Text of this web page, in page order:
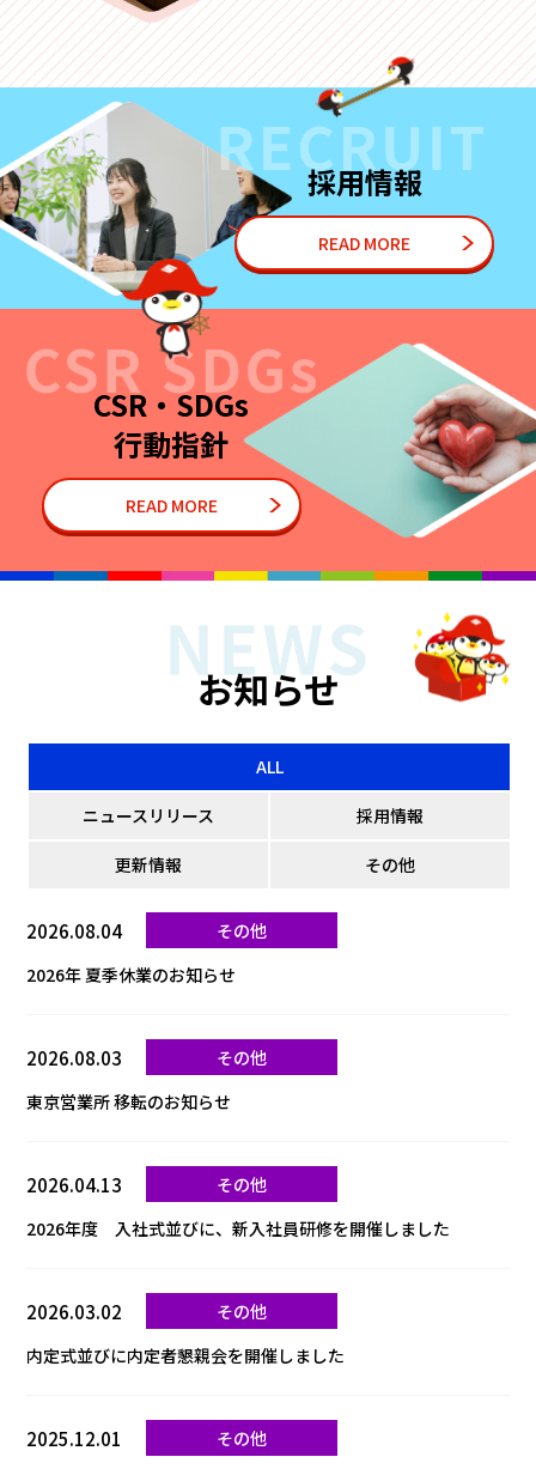
採用情報
READ MORE
CSR・SDGs
行動指針
READ MORE
お知らせ
ALL
ニュースリリース 採用情報
更新情報 その他
2026.08.04
その他
2026年 夏季休業のお知らせ
2026.08.03
その他
東京営業所 移転のお知らせ
2026.04.13
その他
2026年度 入社式並びに、新入社員研修を開催しました
2026.03.02
その他
内定式並びに内定者懇親会を開催しました
2025.12.01
その他